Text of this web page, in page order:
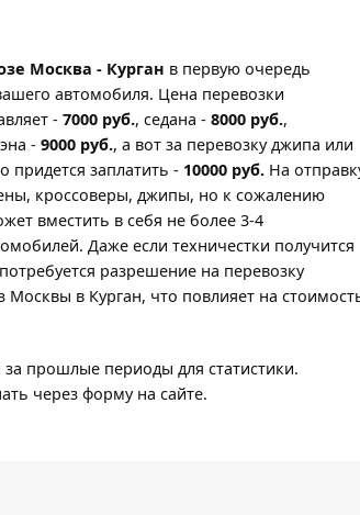
Москва - Курган в первую очередь
автомобиля. Цена перевозки
- 7000 руб., седана - 8000 руб.,
- 9000 руб., а вот за перевозку джипа или
придется заплатить - 10000 руб. На
кроссоверы, джипы, но к сожалению
вместить в себя не более 3-4
Даже если техничестки получится
разрешение на перевозку
Москвы в Курган, что повлияет на
прошлые периоды для статистики.
через форму на сайте.